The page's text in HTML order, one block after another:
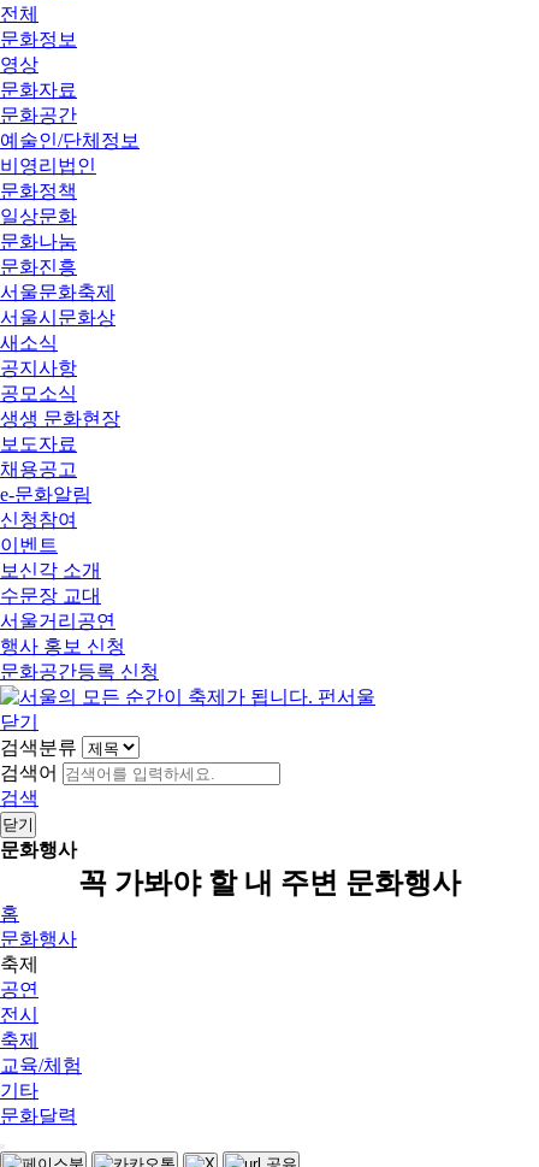
전체
문화정보
영상
문화자료
문화공간
예술인/단체정보
비영리법인
문화정책
일상문화
문화나눔
문화진흥
서울문화축제
서울시문화상
새소식
공지사항
공모소식
생생 문화현장
보도자료
채용공고
e-문화알림
신청참여
이벤트
보신각 소개
수문장 교대
서울거리공연
행사 홍보 신청
문화공간등록 신청
닫기
검색분류
검색어
검색
닫기
문화행사
꼭 가봐야 할 내 주변 문화행사
홈
문화행사
축제
공연
전시
축제
교육/체험
기타
문화달력